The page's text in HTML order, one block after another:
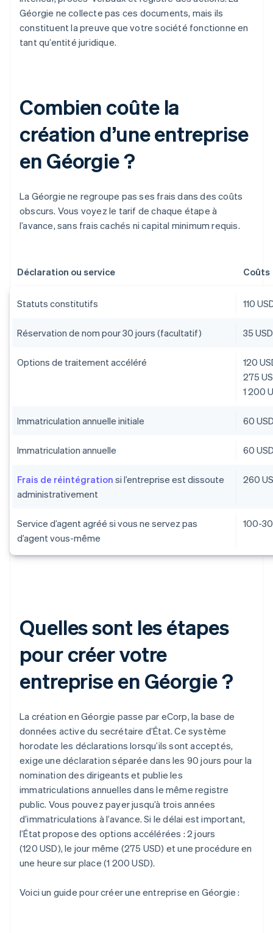
Géorgie ne collecte pas ces documents, mais ils
constituent la preuve que votre société fonctionne en
tant qu’entité juridique.
Combien coûte la
création d’une entreprise
en Géorgie ?
La Géorgie ne regroupe pas ses frais dans des coûts
obscurs. Vous voyez le tarif de chaque étape à
l’avance, sans frais cachés ni capital minimum requis.
Déclaration ou service Coûts
Statuts constitutifs 110
Réservation de nom pour 30 jours (facultatif) 35 USD
Options de traitement accéléré
120
275
1 200
Immatriculation annuelle initiale 60
Immatriculation annuelle 60
Frais de réintégration si l’entreprise est dissoute
administrativement
260
Service d’agent agréé si vous ne servez pas
d’agent vous-même
100-
Quelles sont les étapes
pour créer votre
entreprise en Géorgie ?
La création en Géorgie passe par eCorp, la base de
données active du secrétaire d’État. Ce système
horodate les déclarations lorsqu’ils sont acceptés,
exige une déclaration séparée dans les 90 jours pour la
nomination des dirigeants et publie les
immatriculations annuelles dans le même registre
public. Vous pouvez payer jusqu’à trois années
d’immatriculations à l’avance. Si le délai est important,
l’État propose des options accélérées : 2 jours
(120 USD), le jour même (275 USD) et une procédure en
une heure sur place (1 200 USD).
Voici un guide pour créer une entreprise en Géorgie :